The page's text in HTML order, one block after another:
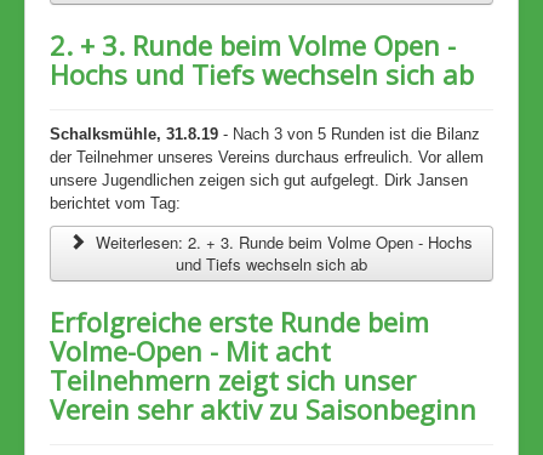
2. + 3. Runde beim Volme Open -
Hochs und Tiefs wechseln sich ab
Schalksmühle, 31.8.19 - Nach 3 von 5 Runden ist die Bilanz
der Teilnehmer unseres Vereins durchaus erfreulich. Vor allem
unsere Jugendlichen zeigen sich gut aufgelegt. Dirk Jansen
berichtet vom Tag:
Weiterlesen: 2. + 3. Runde beim Volme Open - Hochs
und Tiefs wechseln sich ab
Erfolgreiche erste Runde beim
Volme-Open - Mit acht
Teilnehmern zeigt sich unser
Verein sehr aktiv zu Saisonbeginn